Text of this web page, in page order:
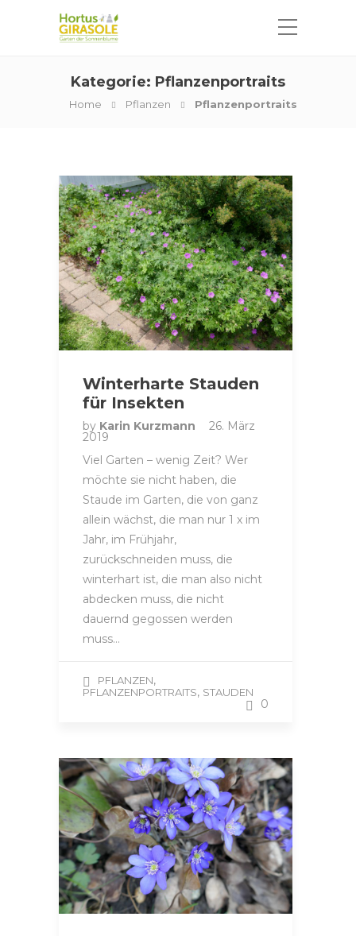
Kategorie: Pflanzenportraits
Home Pflanzen Pflanzenportraits
Winterharte Stauden
für Insekten
by Karin Kurzmann 26. März
2019
Viel Garten – wenig Zeit? Wer
möchte sie nicht haben, die
Staude im Garten, die von ganz
allein wächst, die man nur 1 x im
Jahr, im Frühjahr,
zurückschneiden muss, die
winterhart ist, die man also nicht
abdecken muss, die nicht
dauernd gegossen werden
muss…
PFLANZEN,
PFLANZENPORTRAITS, STAUDEN
0